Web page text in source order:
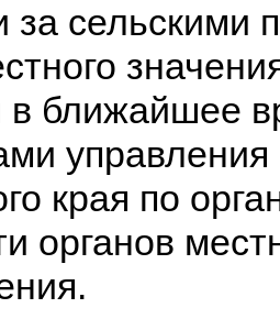
за сельскими
в ближайшее
управления
края по
органов